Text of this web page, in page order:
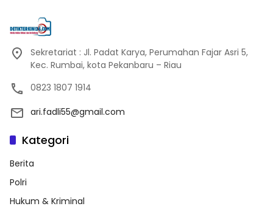
Sekretariat : Jl. Padat Karya, Perumahan Fajar Asri 5,
Kec. Rumbai, kota Pekanbaru – Riau
0823 1807 1914
ari.fadli55@gmail.com
Kategori
Berita
Polri
Hukum & Kriminal